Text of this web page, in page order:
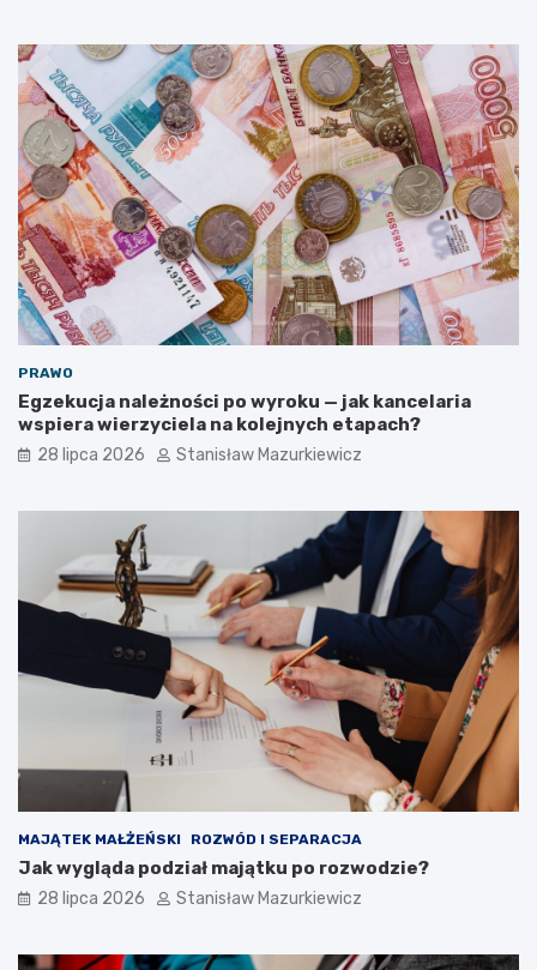
PRAWO
Egzekucja należności po wyroku — jak kancelaria
wspiera wierzyciela na kolejnych etapach?
28 lipca 2026 Stanisław Mazurkiewicz
MAJĄTEK MAŁŻEŃSKI ROZWÓD I SEPARACJA
Jak wygląda podział majątku po rozwodzie?
28 lipca 2026 Stanisław Mazurkiewicz